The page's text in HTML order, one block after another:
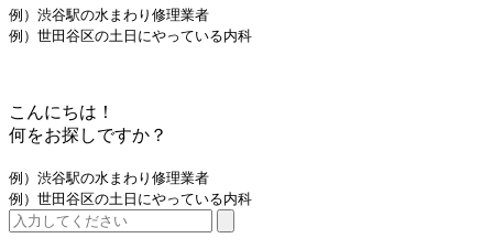
例）渋谷駅の水まわり修理業者
例）世田谷区の土日にやっている内科
こんにちは！
何をお探しですか？
例）渋谷駅の水まわり修理業者
例）世田谷区の土日にやっている内科